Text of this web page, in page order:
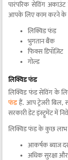
पारंपरिक सेविंग
आपके लिए काम करने के
लिक्विड फंड
भुगतान बैंक
फिक्स डिपॉज़िट
गोल्ड
लिक्विड फंड
लिक्विड फंड सेविंग के
फंडहैं. आप ट्रेजरी बिल,
सरकारी डेट इंस्ट्रूमेंट में
लिक्विड फंड के कुछ लाभ
आकर्षक ब्याज
अधिक सुरक्षा